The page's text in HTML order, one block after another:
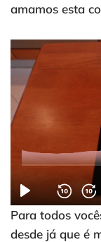
amamos esta
Para todos
desde já que é